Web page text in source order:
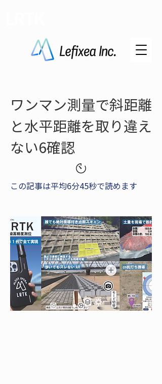
ワンマン測量で斜距離
と水平距離を取り違え
ない6確認
この記事は平均6分45秒で読めます